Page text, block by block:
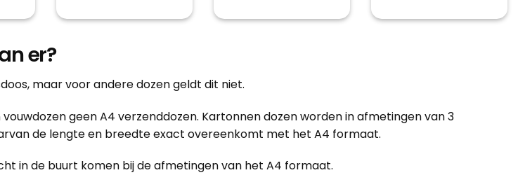
er?
maar voor andere dozen geldt dit niet.
geen A4 verzenddozen. Kartonnen dozen worden in afmetingen van 3
de lengte en breedte exact overeenkomt met het A4 formaat.
in de buurt komen bij de afmetingen van het A4 formaat.